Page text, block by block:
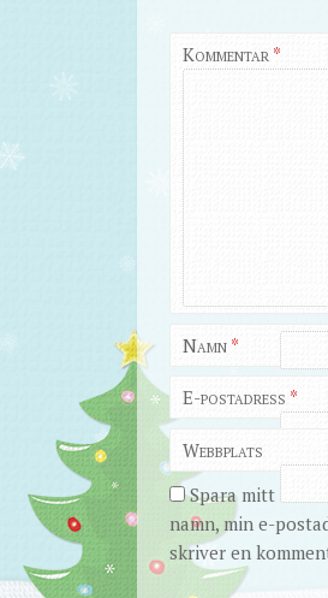
Kommentar *
Namn *
E-postadress *
Webbplats
Spara mitt
namn, min e-
skriver en